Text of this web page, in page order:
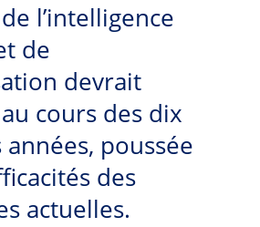
l’intelligence
de
devrait
cours des dix
poussée
des
actuelles.